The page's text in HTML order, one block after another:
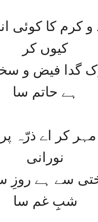
و کرم کا کوئی
کیوں کر
گدا فیض و
ہے حاتم سا
مہر کر اے ذرّہ
نورانی
سے ہے روزِ
شبِِ غم سا